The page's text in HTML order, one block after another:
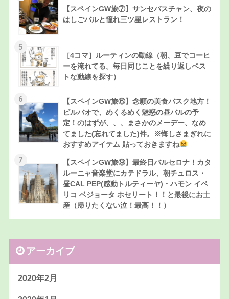
【スペインGW旅⑦】サンセバスチャン、夜の
はしごバルと憧れ三ツ星レストラン！
5
［4コマ］ルーティンの動線（朝、豆でコーヒ
ーを淹れてる。毎日同じことを繰り返しベス
トな動線を探す）
6
【スペインGW旅⑥】念願の美食バスク地方！
ビルバオで、めくるめく魅惑の昼バルの予
定！のはずが、、、まさかのメーデー、なめ
てました(忘れてました)件。※悔しさまぎれに
おすすめアイテム 貼っておきますね
7
【スペインGW旅⑨】最終日バルセロナ！カタ
ルーニャ音楽堂にカテドラル、朝チュロス・
昼CAL PEP(感動トルティーヤ)・ハモン イベ
リコ ベジョータ ホセリート！！と最後にお土
産（帰りたくない泣！最高！！）
アーカイブ
2020年2月